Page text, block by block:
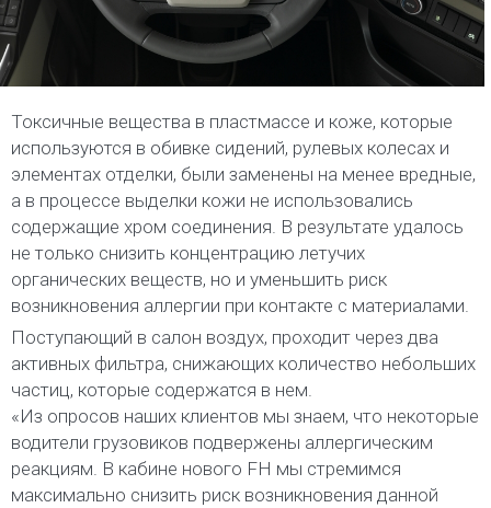
Токсичные вещества в пластмассе и коже, которые
используются в обивке сидений, рулевых колесах и
элементах отделки, были заменены на менее вредные,
а в процессе выделки кожи не использовались
содержащие хром соединения. В результате удалось
не только снизить концентрацию летучих
органических веществ, но и уменьшить риск
возникновения аллергии при контакте с материалами.
Поступающий в салон воздух, проходит через два
активных фильтра, снижающих количество небольших
частиц, которые содержатся в нем.
«Из опросов наших клиентов мы знаем, что некоторые
водители грузовиков подвержены аллергическим
реакциям. В кабине нового FH мы стремимся
максимально снизить риск возникновения данной